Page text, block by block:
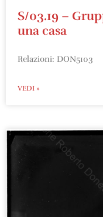
S/03.19 –
una casa
Relazioni: DON5103
VEDI »